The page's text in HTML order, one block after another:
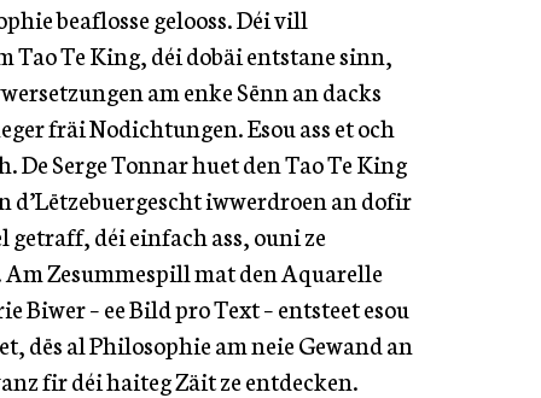
beaflosse gelooss. Déi vill
Tao Te King, déi dobäi entstane sinn,
am enke Sënn an dacks
fräi Nodichtungen. Esou ass et och
De Serge Tonnar huet den Tao Te King
d’Lëtzebuergescht iwwerdroen an dofir
getraff, déi einfach ass, ouni ze
Zesummespill mat den Aquarelle
Biwer – ee Bild pro Text – entsteet esou
dës al Philosophie am neie Gewand an
fir déi haiteg Zäit ze entdecken.